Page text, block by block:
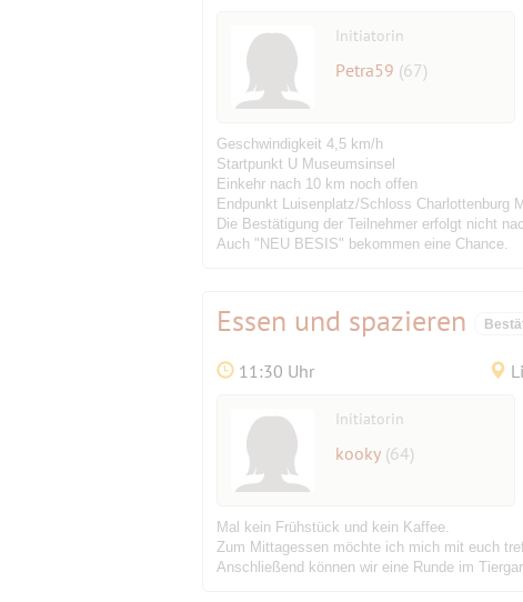
Initiatorin
Petra59 (67)
Geschwindigkeit 4,5 km/h
Startpunkt U Museumsinsel
Einkehr nach 10 km noch offen
Endpunkt Luisenplatz/Schloss Charlottenburg
Die Bestätigung der Teilnehmer erfolgt nicht
Auch "NEU BESIS" bekommen eine Chance.
Essen und spazieren
11:30 Uhr
Initiatorin
kooky (64)
Mal kein Frühstück und kein Kaffee.
Zum Mittagessen möchte ich mich mit euch
Anschließend können wir eine Runde im